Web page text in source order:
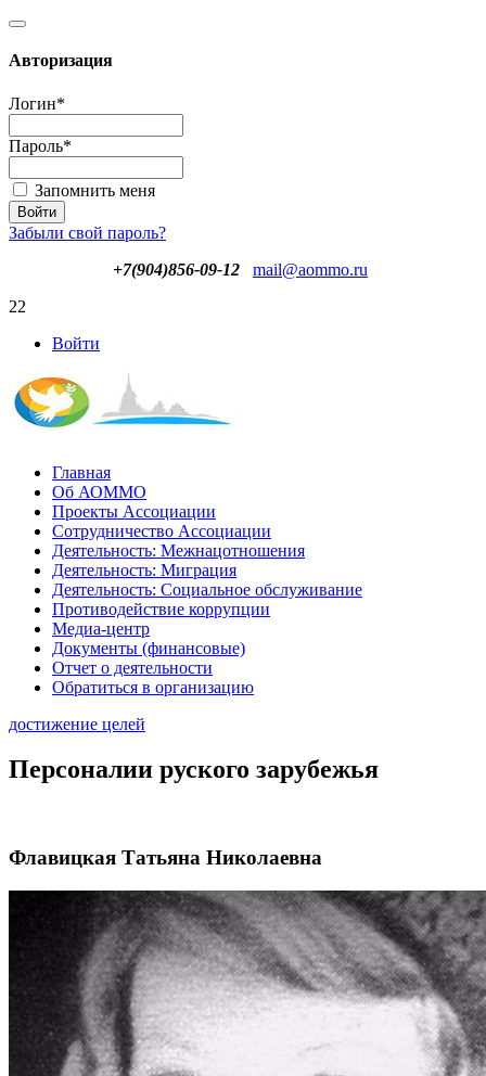
Авторизация
Логин*
Пароль*
Запомнить меня
Забыли свой пароль?
+7(904)856-09-12
mail@aommo.ru
22
Войти
Главная
Об АОММО
Проекты Ассоциации
Сотрудничество Ассоциации
Деятельность: Межнацотношения
Деятельность: Миграция
Деятельность: Социальное обслуживание
Противодействие коррупции
Медиа-центр
Документы (финансовые)
Отчет о деятельности
Обратиться в организацию
достижение целей
Персоналии руского зарубежья
Флавицкая Татьяна Николаевна